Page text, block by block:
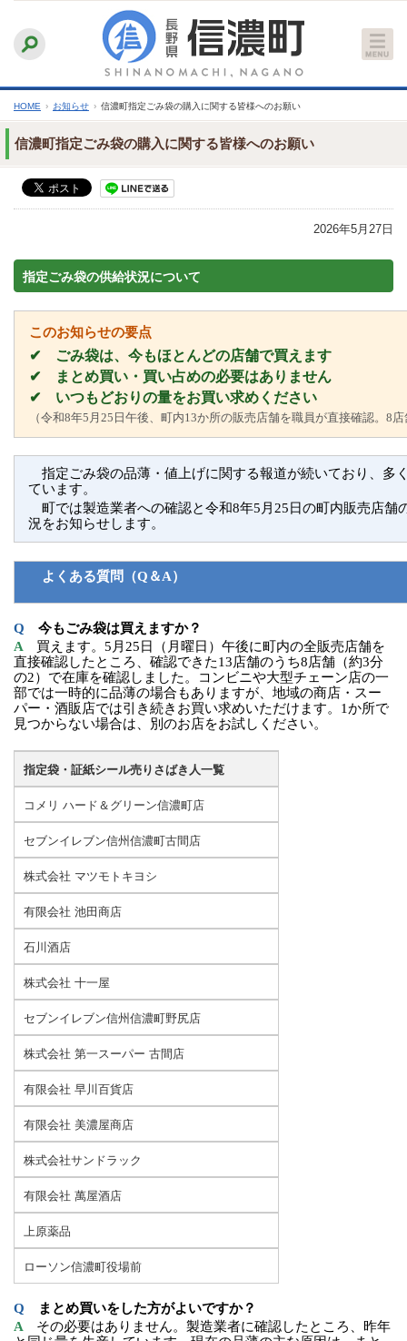
文
へ
ふりがなをつける
文字サイズ
縮小 標準 拡大
HOME › お知らせ › 信濃町指定ごみ袋の購入に関する皆様へのお願い
信濃町指定ごみ袋の購入に関する皆様へのお願い
2026年5月27日
指定ごみ袋の供給状況について
このお知らせの要点
✔　ごみ袋は、今もほとんどの店舗で買えます
✔　まとめ買い・買い占めの必要はありません
✔　いつもどおりの量をお買い求めください
（令和8年5月25日午後、町内13か所の販売店舗を職員が直接確認。8
指定ごみ袋の品薄・値上げに関する報道が続いており、多
ています。
町では製造業者への確認と令和8年5月25日の町内販売店舗
況をお知らせします。
よくある質問（Q＆A）
Q 今もごみ袋は買えますか？
A 買えます。5月25日（月曜日）午後に町内の全販売店舗を
直接確認したところ、確認できた13店舗のうち8店舗（約3分
の2）で在庫を確認しました。コンビニや大型チェーン店の一
部では一時的に品薄の場合もありますが、地域の商店・スー
パー・酒販店では引き続きお買い求めいただけます。1か所で
見つからない場合は、別のお店をお試しください。
指定袋・証紙シール売りさばき人一覧
コメリ ハード＆グリーン信濃町店
セブンイレブン信州信濃町古間店
株式会社 マツモトキヨシ
有限会社 池田商店
石川酒店
株式会社 十一屋
セブンイレブン信州信濃町野尻店
株式会社 第一スーパー 古間店
有限会社 早川百貨店
有限会社 美濃屋商店
株式会社サンドラック
有限会社 萬屋酒店
上原薬品
ローソン信濃町役場前
Q
まとめ買いをした方がよいですか？
A その必要はありません。製造業者に確認したところ、昨年